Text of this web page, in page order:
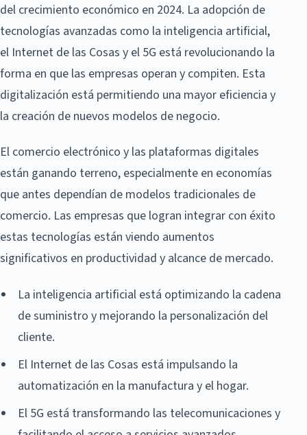
del crecimiento económico en 2024. La adopción de
tecnologías avanzadas como la inteligencia artificial,
el Internet de las Cosas y el 5G está revolucionando la
forma en que las empresas operan y compiten. Esta
digitalización está permitiendo una mayor eficiencia y
la creación de nuevos modelos de negocio.
El comercio electrónico y las plataformas digitales
están ganando terreno, especialmente en economías
que antes dependían de modelos tradicionales de
comercio. Las empresas que logran integrar con éxito
estas tecnologías están viendo aumentos
significativos en productividad y alcance de mercado.
La inteligencia artificial está optimizando la cadena
de suministro y mejorando la personalización del
cliente.
El Internet de las Cosas está impulsando la
automatización en la manufactura y el hogar.
El 5G está transformando las telecomunicaciones y